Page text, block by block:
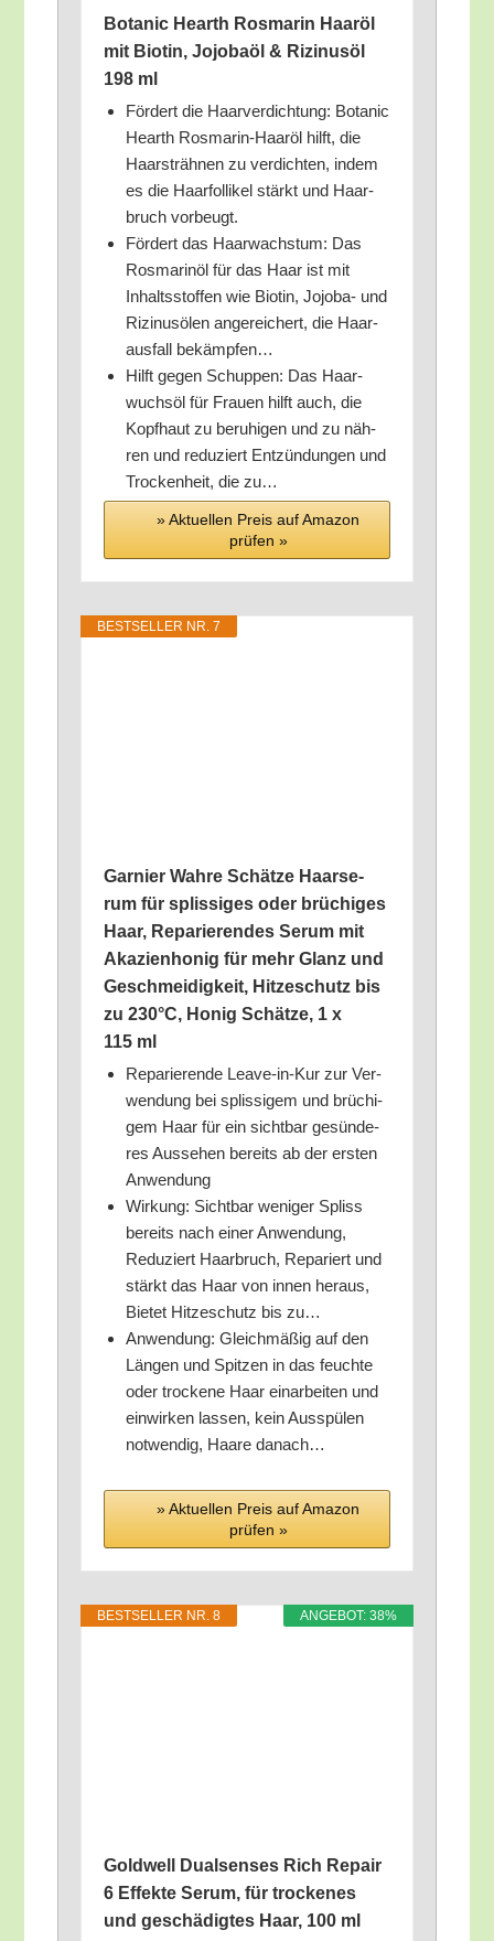
Bota­nic Hearth Ros­ma­rin Haar­öl
mit Bio­tin, Jojob­a­öl & Rizi­nus­öl
198 ml
För­dert die Haar­ver­dich­tung: Bota­nic
Hearth Ros­ma­rin-Haar­öl hilft, die
Haar­sträh­nen zu ver­dich­ten, indem
es die Haar­fol­li­kel stärkt und Haar­
bruch vorbeugt.
För­dert das Haar­wachs­tum: Das
Ros­ma­rin­öl für das Haar ist mit
Inhalts­stof­fen wie Bio­tin, Jojoba- und
Rizi­nus­ölen ange­rei­chert, die Haar­
aus­fall bekämpfen…
Hilft gegen Schup­pen: Das Haar­
wuchs­öl für Frau­en hilft auch, die
Kopf­haut zu beru­hi­gen und zu näh­
ren und redu­ziert Ent­zün­dun­gen und
Tro­cken­heit, die zu…
» Aktu­el­len Preis auf Ama­zon
prü­fen »
BEST­SEL­LER NR. 7
Gar­nier Wah­re Schät­ze Haar­se­
rum für splis­si­ges oder brü­chi­ges
Haar, Repa­rie­ren­des Serum mit
Aka­zi­en­ho­nig für mehr Glanz und
Geschmei­dig­keit, Hit­ze­schutz bis
zu 230°C, Honig Schät­ze, 1 x
115 ml
Repa­rie­ren­de Lea­ve-in-Kur zur Ver­
wen­dung bei splis­si­gem und brü­chi­
gem Haar für ein sicht­bar gesün­de­
res Aus­se­hen bereits ab der ers­ten
Anwendung
Wir­kung: Sicht­bar weni­ger Spliss
bereits nach einer Anwen­dung,
Redu­ziert Haar­bruch, Repa­riert und
stärkt das Haar von innen her­aus,
Bie­tet Hit­ze­schutz bis zu…
Anwen­dung: Gleich­mä­ßig auf den
Län­gen und Spit­zen in das feuch­te
oder tro­cke­ne Haar ein­ar­bei­ten und
ein­wir­ken las­sen, kein Aus­spü­len
not­wen­dig, Haa­re danach…
» Aktu­el­len Preis auf Ama­zon
prü­fen »
ANGE­BOT: 38%
BEST­SEL­LER NR. 8
Gold­well Dual­sen­ses Rich Repair
6 Effek­te Serum, für tro­cke­nes
und geschä­dig­tes Haar, 100 ml